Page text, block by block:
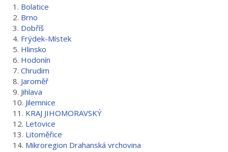
1. Bolatice
2. Brno
3. Dobříš
4. Frýdek-Místek
5. Hlinsko
6. Hodonín
7. Chrudim
8. Jaroměř
9. Jihlava
10. Jilemnice
11. KRAJ JIHOMORAVSKÝ
12. Letovice
13. Litoměřice
14. Mikroregion Drahanská vrchovina